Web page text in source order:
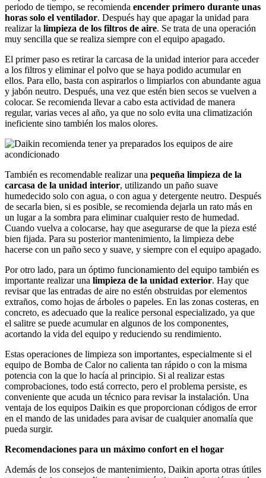
periodo de tiempo, se recomienda encender primero durante unas
horas solo el ventilador. Después hay que apagar la unidad para
realizar la limpieza de los filtros de aire. Se trata de una operación
muy sencilla que se realiza siempre con el equipo apagado.
El primer paso es retirar la carcasa de la unidad interior para acceder
a los filtros y eliminar el polvo que se haya podido acumular en
ellos. Para ello, basta con aspirarlos o limpiarlos con abundante agua
y jabón neutro. Después, una vez que estén bien secos se vuelven a
colocar. Se recomienda llevar a cabo esta actividad de manera
regular, varias veces al año, ya que no solo evita una climatización
ineficiente sino también los malos olores.
También es recomendable realizar una pequeña limpieza de la
carcasa de la unidad interior, utilizando un paño suave
humedecido solo con agua, o con agua y detergente neutro. Después
de secarla bien, si es posible, se recomienda dejarla un rato más en
un lugar a la sombra para eliminar cualquier resto de humedad.
Cuando vuelva a colocarse, hay que asegurarse de que la pieza esté
bien fijada. Para su posterior mantenimiento, la limpieza debe
hacerse con un paño seco y suave, y siempre con el equipo apagado.
Por otro lado, para un óptimo funcionamiento del equipo también es
importante realizar una limpieza de la unidad exterior. Hay que
revisar que las entradas de aire no estén obstruidas por elementos
extraños, como hojas de árboles o papeles. En las zonas costeras, en
concreto, es adecuado que la realice personal especializado, ya que
el salitre se puede acumular en algunos de los componentes,
acortando la vida del equipo y reduciendo su rendimiento.
Estas operaciones de limpieza son importantes, especialmente si el
equipo de Bomba de Calor no calienta tan rápido o con la misma
potencia con la que lo hacía al principio. Si al realizar estas
comprobaciones, todo está correcto, pero el problema persiste, es
conveniente que acuda un técnico para revisar la instalación. Una
ventaja de los equipos Daikin es que proporcionan códigos de error
en el mando de las unidades para avisar de cualquier anomalía que
pueda surgir.
Recomendaciones para un máximo confort en el hogar
Además de los consejos de mantenimiento, Daikin aporta otras útiles